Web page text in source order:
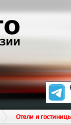
Отели и